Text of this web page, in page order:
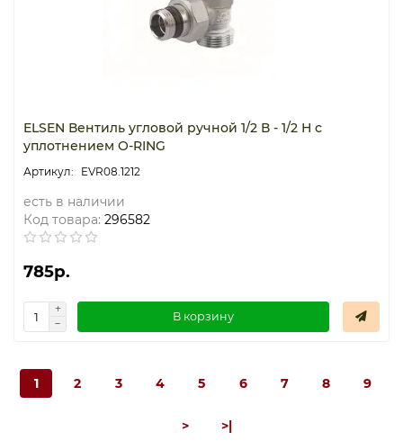
ELSEN Вентиль угловой ручной 1/2 В - 1/2 Н с
уплотнением O-RING
EVR08.1212
есть в наличии
Код товара: 296582
785р.
В корзину
1 2 3 4 5 6 7 8 9
> >|